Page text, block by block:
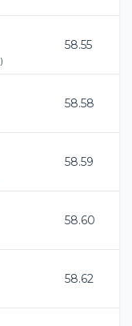
)
58.55
58.58
58.59
58.60
58.62